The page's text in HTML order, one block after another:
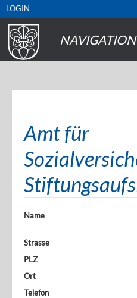
LOGIN
NAVIGATION
Amt für
Name
Strasse
PLZ
Ort
Telefon